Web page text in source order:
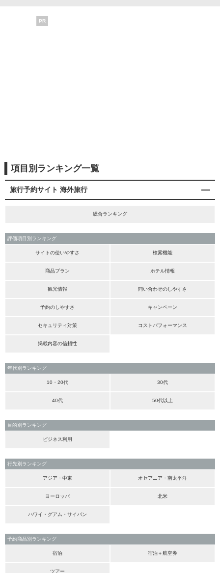
PR
項目別ランキング一覧
旅行予約サイト 海外旅行
総合ランキング
評価項目別ランキング
サイトの使いやすさ 検索機能
商品プラン ホテル情報
観光情報 問い合わせのしやすさ
予約のしやすさ キャンペーン
セキュリティ対策 コストパフォーマンス
掲載内容の信頼性
年代別ランキング
10・20代 30代
40代 50代以上
目的別ランキング
ビジネス利用
行先別ランキング
アジア・中東 オセアニア・南太平洋
ヨーロッパ 北米
ハワイ・グアム・サイパン
予約商品別ランキング
宿泊 宿泊＋航空券
ツアー